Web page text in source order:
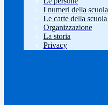
I numeri della scuola
Le carte della scuola
Organizzazione
La storia
Privacy